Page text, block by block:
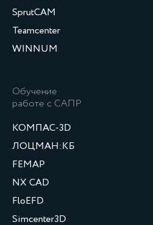
SprutCAM
Teamcenter
WINNUM
Обучение
работе с САПР
КОМПАС-3D
ЛОЦМАН:КБ
FEMAP
NX CAD
FloEFD
Simcenter3D